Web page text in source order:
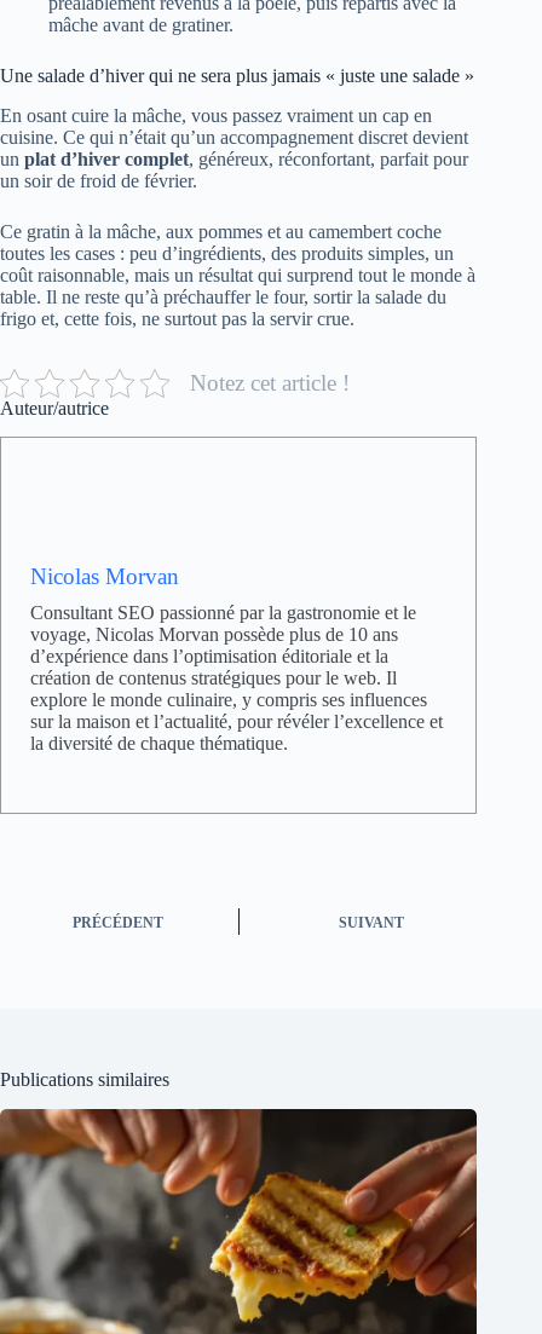
mâche avant de gratiner.
Une salade d’hiver qui ne sera plus jamais « juste une salade »
En osant cuire la mâche, vous passez vraiment un cap en
cuisine. Ce qui n’était qu’un accompagnement discret devient
un plat d’hiver complet, généreux, réconfortant, parfait pour
un soir de froid de février.
Ce gratin à la mâche, aux pommes et au camembert coche
toutes les cases : peu d’ingrédients, des produits simples, un
coût raisonnable, mais un résultat qui surprend tout le monde à
table. Il ne reste qu’à préchauffer le four, sortir la salade du
frigo et, cette fois, ne surtout pas la servir crue.
Notez cet article !
Auteur/autrice
Nicolas Morvan
Consultant SEO passionné par la gastronomie et le
voyage, Nicolas Morvan possède plus de 10 ans
d’expérience dans l’optimisation éditoriale et la
création de contenus stratégiques pour le web. Il
explore le monde culinaire, y compris ses influences
sur la maison et l’actualité, pour révéler l’excellence et
la diversité de chaque thématique.
PRÉCÉDENT SUIVANT
Publications similaires